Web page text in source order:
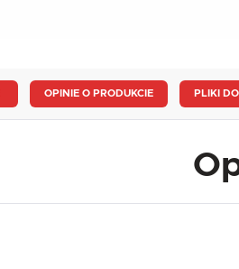
OPINIE O PRODUKCIE PLIKI